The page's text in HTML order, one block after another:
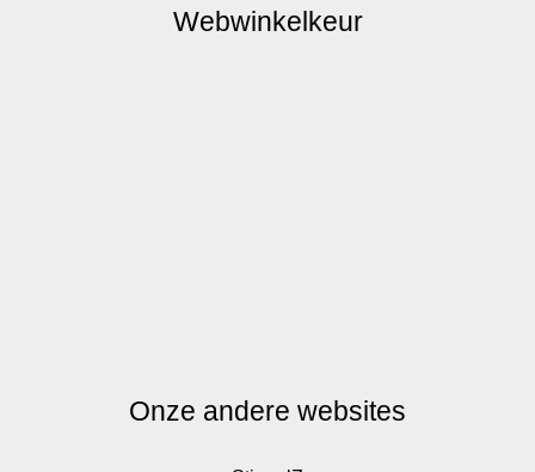
Webwinkelkeur
Onze andere websites